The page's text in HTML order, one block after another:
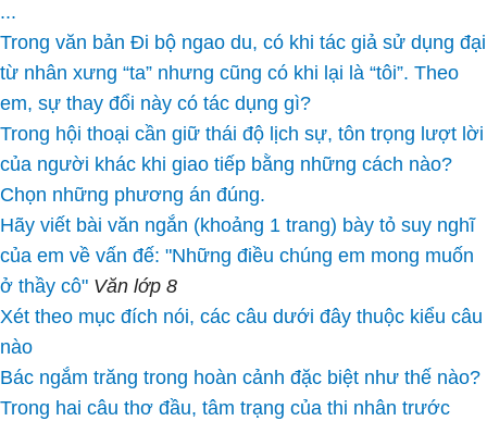
...
Trong văn bản Đi bộ ngao du, có khi tác giả sử dụng đại
từ nhân xưng “ta” nhưng cũng có khi lại là “tôi”. Theo
em, sự thay đổi này có tác dụng gì?
Trong hội thoại cần giữ thái độ lịch sự, tôn trọng lượt lời
của người khác khi giao tiếp bằng những cách nào?
Chọn những phương án đúng.
Hãy viết bài văn ngắn (khoảng 1 trang) bày tỏ suy nghĩ
của em về vấn đế: "Những điều chúng em mong muốn
ở thầy cô" Văn lớp 8
Xét theo mục đích nói, các câu dưới đây thuộc kiểu câu
nào
Bác ngắm trăng trong hoàn cảnh đặc biệt như thế nào?
Trong hai câu thơ đầu, tâm trạng của thi nhân trước